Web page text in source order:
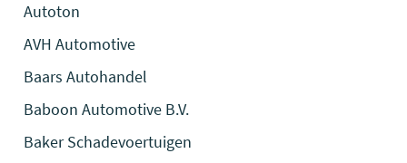
Autoton
AVH Automotive
Baars Autohandel
Baboon Automotive B.V.
Baker Schadevoertuigen